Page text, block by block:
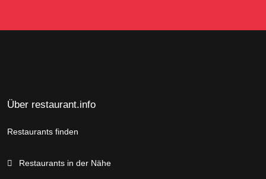
Über restaurant.info
Restaurants finden
Restaurants in der Nähe